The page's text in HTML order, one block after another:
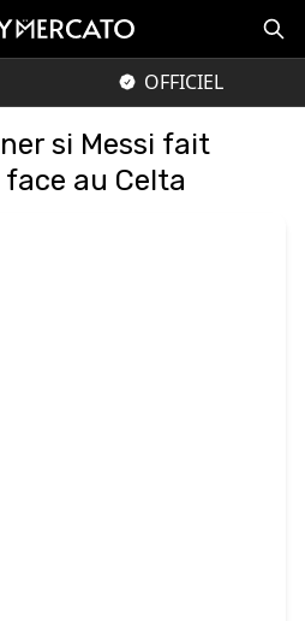
OFFICIEL
si Messi fait
au Celta